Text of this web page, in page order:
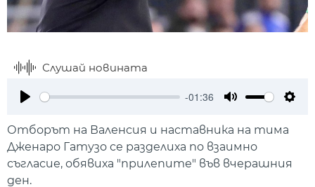
Слушай новината
-01:36
Отборът на Валенсия и наставника на тима
Дженаро Гатузо се разделиха по взаимно
съгласие, обявиха "прилепите" във вчерашния
ден.